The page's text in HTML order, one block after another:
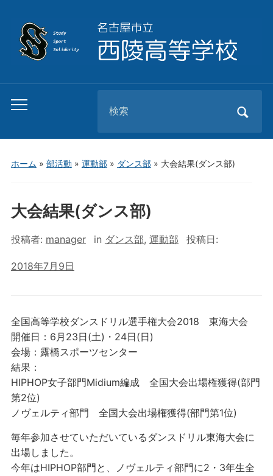
Toggle
menu
for:
ホーム » 部活動 » 運動部» ダンス部» 大会結果(ダンス部)
大会結果(ダンス部)
投稿者: manager in ダンス部, 運動部 投稿日:
2018年7月9日
全国高等学校ダンスドリル選手権大会2018 東海大会
開催日：6月23日(土)・24日(日)
会場：露橋スポーツセンター
結果：
HIPHOP女子部門Midium編成 全国大会出場権獲得(部門
第2位)
ノヴェルティ部門 全国大会出場権獲得(部門第1位)
毎年参加させていただいているダンスドリル東海大会に
出場しました。
今年はHIPHOP部門と、ノヴェルティ部門に2・3年生全